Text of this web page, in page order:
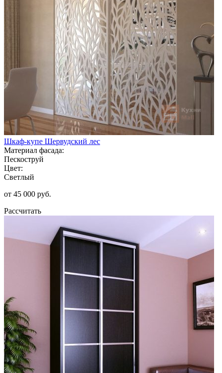
Шкаф-купе Шервудский лес
Материал фасада:
Пескоструй
Цвет:
Светлый
от 45 000 руб.
Рассчитать